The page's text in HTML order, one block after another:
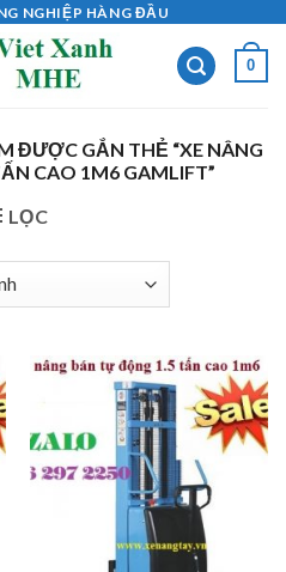
NGHIỆP HÀNG ĐẦU
0
ĐƯỢC GẮN THẺ “XE NÂNG
CAO 1M6 GAMLIFT”
LỌC